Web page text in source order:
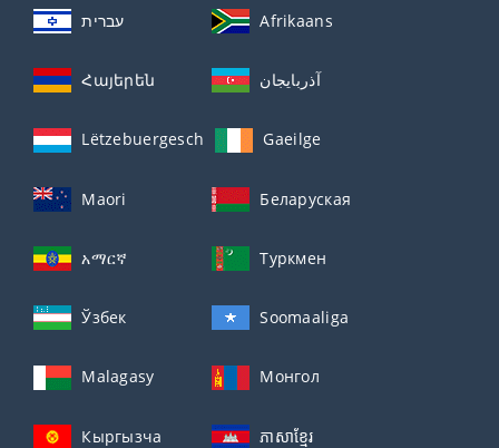
עברית Afrikaans
Հայերեն آذربايجان
Lëtzebuergesch Gaeilge
Maori Беларуская
አማርኛ Туркмен
Ўзбек Soomaaliga
Malagasy Монгол
Кыргызча ភាសាខ្មែរ